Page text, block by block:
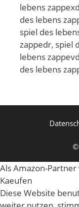
©
Als Amazon-
Kaeufen
Diese Website